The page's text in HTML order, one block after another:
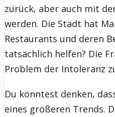
zurück, aber auch mit
werden. Die Stadt hat
Restaurants und deren
tatsächlich helfen? Die
Problem der Intoleranz
Du könntest denken,
eines größeren Trends.